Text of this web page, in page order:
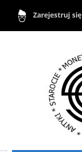
Zarejestruj się